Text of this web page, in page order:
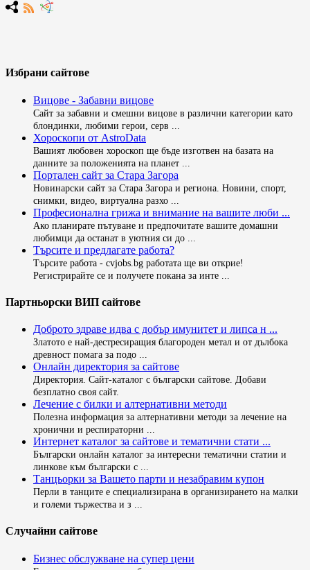
Избрани сайтове
Вицове - Забавни вицове
Сайт за забавни и смешни вицове в различни категории като
блондинки, любими герои, серв ...
Хороскопи от AstroData
Вашият любовен хороскоп ще бъде изготвен на базата на
данните за положенията на планет ...
Портален сайт за Стара Загора
Новинарски сайт за Стара Загора и региона. Новини, спорт,
снимки, видео, виртуална разхо ...
Професионална грижа и внимание на вашите люби ...
Ако планирате пътуване и предпочитате вашите домашни
любимци да останат в уютния си до ...
Търсите и предлагате работа?
Търсите работа - cvjobs.bg работата ще ви открие!
Регистрирайте се и получете покана за инте ...
Партньорски ВИП сайтове
Доброто здраве идва с добър имунитет и липса н ...
Златото е най-дестресиращия благороден метал и от дълбока
древност помага за подо ...
Онлайн директория за сайтове
Директория. Сайт-каталог с български сайтове. Добави
безплатно своя сайт.
Лечение с билки и алтернативни методи
Полезна информация за алтернативни методи за лечение на
хронични и респираторни ...
Интернет каталог за сайтове и тематични стати ...
Български онлайн каталог за интересни тематични статии и
линкове към български с ...
Танцьорки за Вашето парти и незабравим купон
Перли в танците е специализирана в организирането на малки
и големи тържества и з ...
Случайни сайтове
Бизнес обслужване на супер цени